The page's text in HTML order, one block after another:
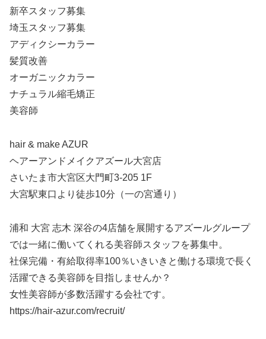
新卒スタッフ募集
埼玉スタッフ募集
アディクシーカラー
髪質改善
オーガニックカラー
ナチュラル縮毛矯正
美容師
hair & make AZUR
ヘアーアンドメイクアズール大宮店
さいたま市大宮区大門町3-205 1F
大宮駅東口より徒歩10分（一の宮通り）
浦和 大宮 志木 深谷の4店舗を展開するアズールグループ
では一緒に働いてくれる美容師スタッフを募集中。
社保完備・有給取得率100％いきいきと働ける環境で長く
活躍できる美容師を目指しませんか？
女性美容師が多数活躍する会社です。
https://hair-azur.com/recruit/